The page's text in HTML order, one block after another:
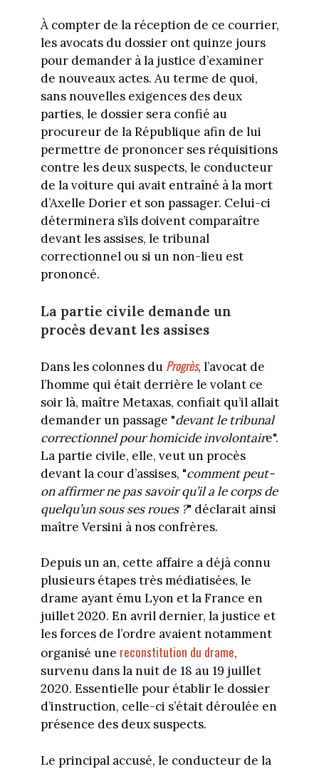
À compter de la réception de ce courrier,
les avocats du dossier ont quinze jours
pour demander à la justice d’examiner
de nouveaux actes. Au terme de quoi,
sans nouvelles exigences des deux
parties, le dossier sera confié au
procureur de la République afin de lui
permettre de prononcer ses réquisitions
contre les deux suspects, le conducteur
de la voiture qui avait entraîné à la mort
d’Axelle Dorier et son passager. Celui-ci
déterminera s’ils doivent comparaître
devant les assises, le tribunal
correctionnel ou si un non-lieu est
prononcé.
La partie civile demande un
procès devant les assises
Dans les colonnes du Progrès, l’avocat de
l’homme qui était derrière le volant ce
soir là, maître Metaxas, confiait qu’il allait
demander un passage "devant le tribunal
correctionnel pour homicide involontaire".
La partie civile, elle, veut un procès
devant la cour d’assises, "comment peut-
on affirmer ne pas savoir qu’il a le corps de
quelqu’un sous ses roues ?" déclarait ainsi
maître Versini à nos confrères.
Depuis un an, cette affaire a déjà connu
plusieurs étapes très médiatisées, le
drame ayant ému Lyon et la France en
juillet 2020. En avril dernier, la justice et
les forces de l’ordre avaient notamment
organisé une reconstitution du drame,
survenu dans la nuit de 18 au 19 juillet
2020. Essentielle pour établir le dossier
d’instruction, celle-ci s’était déroulée en
présence des deux suspects.
Le principal accusé, le conducteur de la